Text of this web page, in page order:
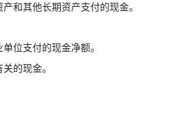
和其他长期资产支付的现金。
位支付的现金净额。
的现金。